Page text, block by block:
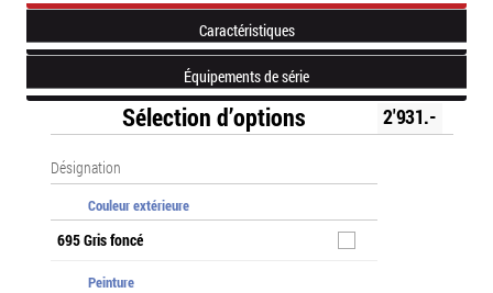
Caractéristiques
Équipements de série
Sélection d’options 2'931.-
Désignation
Couleur extérieure
695 Gris foncé
Peinture